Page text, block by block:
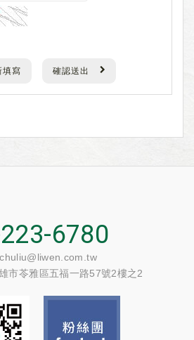
填寫 確認送出
6780
chuliu@liwen.com.tw
市苓雅區五福一路57號2樓之2